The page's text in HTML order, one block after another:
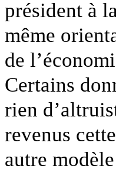
président à
même
de
Certains
rien
revenus
autre